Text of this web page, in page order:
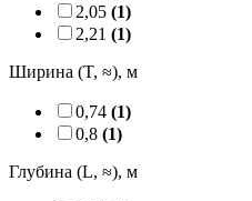
2,05 (1)
2,21 (1)
Ширина (T, ≈), м
0,74 (1)
0,8 (1)
Глубина (L, ≈), м